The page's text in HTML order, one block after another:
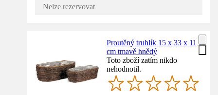
Nelze rezervovat
Proutěný truhlík 15 x 33 x 11
cm tmavě hnědý
Toto zboží zatím nikdo
nehodnotil.